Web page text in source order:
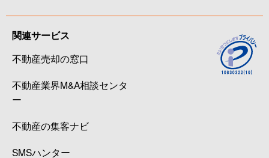
関連サービス
不動産売却の窓口
不動産業界M&A相談センタ
ー
不動産の集客ナビ
SMSハンター